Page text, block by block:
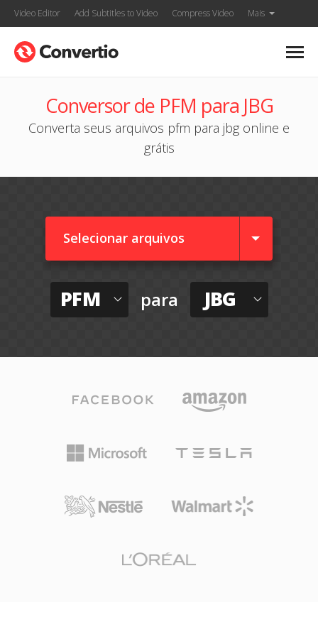
Video Editor Add Subtitles to Video Compress Video Mais
Conversor de PFM para JBG
Converta seus arquivos pfm para jbg online e
grátis
Selecionar arquivos
PFM para JBG